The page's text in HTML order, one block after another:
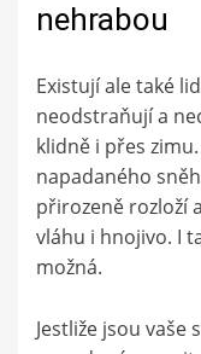
nehrabou
Existují ale také
neodstraňují a
klidně i přes
napadaného
přirozeně rozloží
vláhu i hnojivo. I
možná.
Jestliže jsou